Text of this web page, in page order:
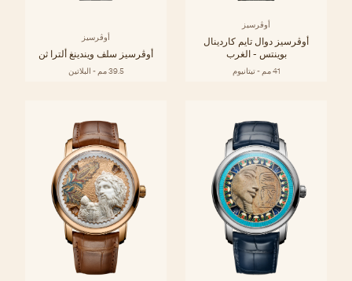
أوڤرسيز
أوڤرسيز دوال تايم كاردينال
بوينتس - الغرب
41 مم - تيتانيوم
أوڤرسيز
أوڤرسيز سلف ويندينغ ألترا ثن
39.5 مم - البلاتين